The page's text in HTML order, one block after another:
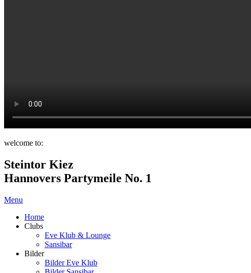
welcome to:
Steintor Kiez
Hannovers Partymeile No. 1
Menu
Home
Clubs
Eve Klub & Lounge
Sansibar
Bilder
Bilder Eve Klub